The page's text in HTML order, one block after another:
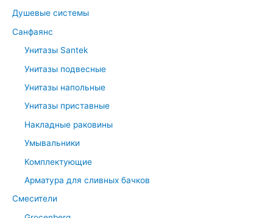
Душевые системы
Санфаянс
Унитазы Santek
Унитазы подвесные
Унитазы напольные
Унитазы приставные
Накладные раковины
Умывальники
Комплектующие
Арматура для сливных бачков
Смесители